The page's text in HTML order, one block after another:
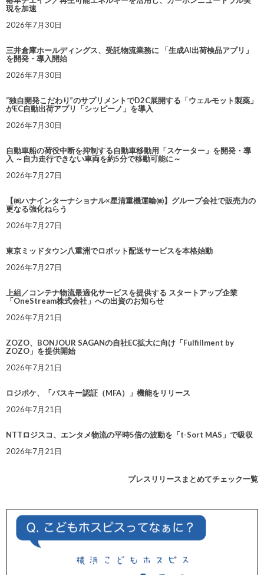
現を加速
2026年7月30日
三井倉庫ホールディングス、受託物流業務に 「生成AI出荷検品アプリ」
を開発・導入開始
2026年7月30日
“独自開発こだわり”のサプリメントでD2C展開する「ウェルモット製薬」
がEC自動出荷アプリ「シッピーノ」を導入
2026年7月30日
自動車船の荷役中断を抑制する自動車移動用「スケーター」を開発・導
入 ～自力走行できない車両を約5分で移動可能に～
2026年7月27日
【㈱ハナインターナショナル×星清重機運輸㈱】グループ会社で販売力の
更なる強化ねらう
2026年7月27日
東京ミッドタウン八重洲でロボット配送サービスを本格始動
2026年7月27日
上組／コンテナ物流最適化サービスを提供する スタートアップ企業
「OneStream株式会社」への出資のお知らせ
2026年7月21日
ZOZO、BONJOUR SAGANの自社EC拡大に向け「Fulfillment by
ZOZO」を提供開始
2026年7月21日
ロジポケ、「パスキー認証（MFA）」機能をリリース
2026年7月21日
NTTロジスコ、エンタメ物流の平時5倍の波動を「t-Sort MAS」で吸収
2026年7月21日
プレスリリースまとめてチェック一覧